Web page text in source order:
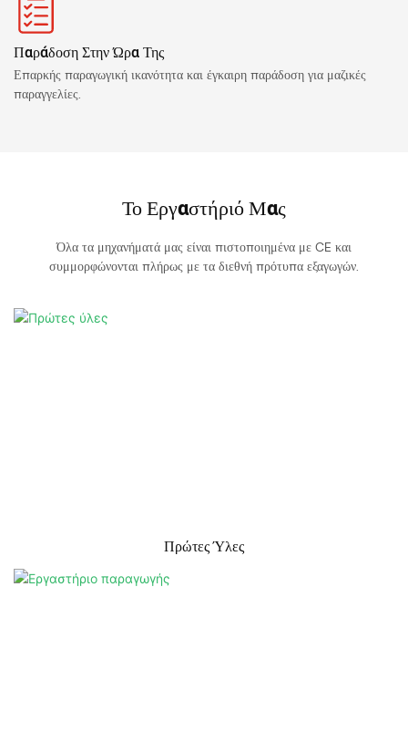
Παράδοση Στην Ώρα Της
Επαρκής παραγωγική ικανότητα και έγκαιρη παράδοση για μαζικές
παραγγελίες.
Το Εργαστήριό Μας
Όλα τα μηχανήματά μας είναι πιστοποιημένα με CE και
συμμορφώνονται πλήρως με τα διεθνή πρότυπα εξαγωγών.
Πρώτες Ύλες